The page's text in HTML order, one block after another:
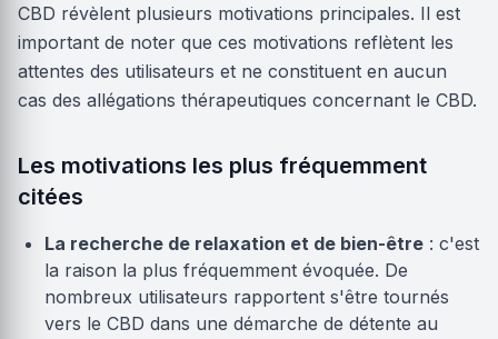
CBD révèlent plusieurs motivations principales. Il est
important de noter que ces motivations reflètent les
attentes des utilisateurs et ne constituent en aucun
cas des allégations thérapeutiques concernant le CBD.
Les motivations les plus fréquemment
citées
La recherche de relaxation et de bien-être : c'est
la raison la plus fréquemment évoquée. De
nombreux utilisateurs rapportent s'être tournés
vers le CBD dans une démarche de détente au